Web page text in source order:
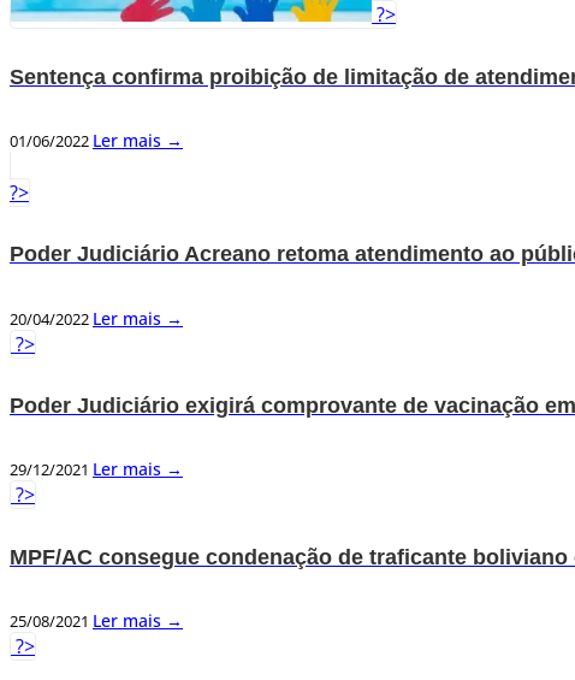
?>
Sentença confirma proibição de limitação de
01/06/2022 Ler mais →
?>
Poder Judiciário Acreano retoma atendimento ao
20/04/2022 Ler mais →
?>
Poder Judiciário exigirá comprovante de vacinação
29/12/2021 Ler mais →
?>
MPF/AC consegue condenação de traficante
25/08/2021 Ler mais →
?>